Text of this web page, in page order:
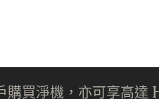
購買淨機，亦可享高